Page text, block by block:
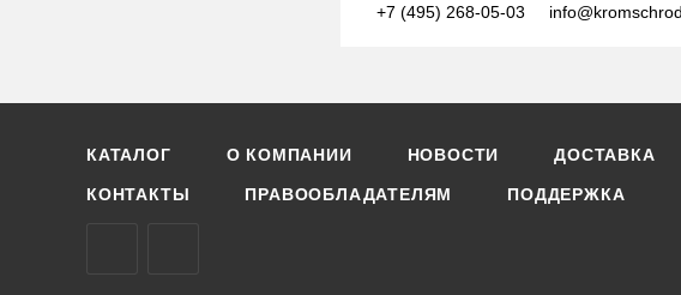
+7 (495) 268-05-03
КАТАЛОГ О КОМПАНИИ НОВОСТИ ДОСТАВКА
КОНТАКТЫ ПРАВООБЛАДАТЕЛЯМ ПОДДЕРЖКА